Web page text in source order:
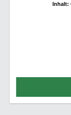
Inhalt: